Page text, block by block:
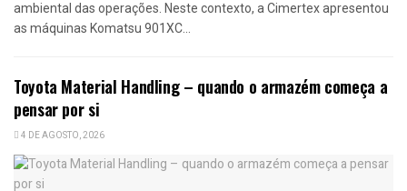
ambiental das operações. Neste contexto, a Cimertex apresentou
as máquinas Komatsu 901XC...
Toyota Material Handling – quando o armazém começa a
pensar por si
4 DE AGOSTO, 2026